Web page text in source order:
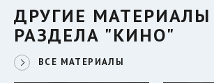
ДРУГИЕ МАТЕРИАЛЫ
РАЗДЕЛА "КИНО"
ВСЕ МАТЕРИАЛЫ